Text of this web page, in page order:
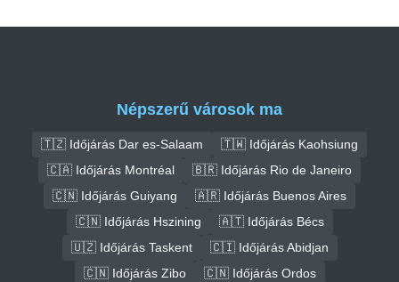
Népszerű városok ma
🇹🇿 Időjárás Dar es-Salaam
🇹🇼 Időjárás Kaohsiung
🇨🇦 Időjárás Montréal
🇧🇷 Időjárás Rio de Janeiro
🇨🇳 Időjárás Guiyang
🇦🇷 Időjárás Buenos Aires
🇨🇳 Időjárás Hszining
🇦🇹 Időjárás Bécs
🇺🇿 Időjárás Taskent
🇨🇮 Időjárás Abidjan
🇨🇳 Időjárás Zibo
🇨🇳 Időjárás Ordos